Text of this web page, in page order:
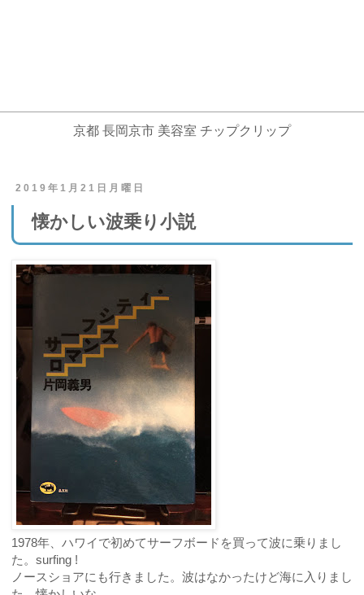
京都 長岡京市 美容室 チップクリップ
2019年1月21日月曜日
懐かしい波乗り小説
1978年、ハワイで初めてサーフボードを買って波に乗りまし
た。surfing !
ノースショアにも行きました。波はなかったけど海に入りまし